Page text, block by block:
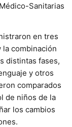
Sanitarias
en tres
la combinación
distintas fases,
y otros
comparados
de niños de la
los cambios